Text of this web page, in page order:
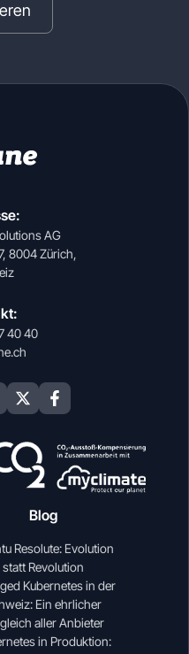
AG
8004 Zürich,
40 40
Blog
Resolute: Evolution
statt Revolution
Kubernetes in der
Ein ehrlicher
aller Anbieter
in Produktion: